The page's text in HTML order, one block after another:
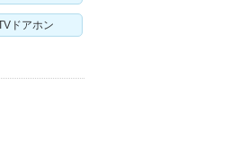
ドアホン